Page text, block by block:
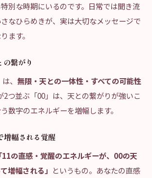
別な時期にいるのです。日常では聞き流
なひらめきが、実は大切なメッセージで
ます。
の繋がり
、 無限・天との一体性・すべての可能性
2つ並ぶ「00」は、天との繋がりが強いこ
数字のエネルギーを増幅します。
増幅される覚醒
「11の直感・覚醒のエネルギーが、00の天
増幅される」 というもの。あなたの直感